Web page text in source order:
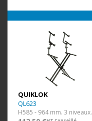
QUIKLOK
QL623
H585 - 964 mm. 3 niveaux.